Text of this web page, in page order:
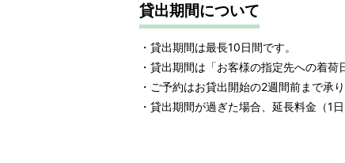
貸出期間について
・貸出期間は最長10日間です。
・貸出期間は「お客様の指定先への着荷
・ご予約はお貸出開始の2週間前まで承り
・貸出期間が過ぎた場合、延長料金（1